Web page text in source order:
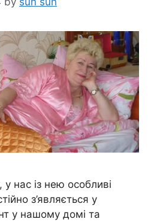
нас із нею особливі
з’являється у
у нашому домі та